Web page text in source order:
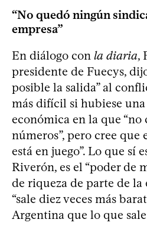
“No quedó ningún
empresa”
En diálogo con la diaria,
presidente de Fuecys,
posible la salida” al
más difícil si hubiese
económica en la que “no
números”, pero cree que
está en juego”. Lo que sí
Riverón, es el “poder de
de riqueza de parte de la
“sale diez veces más
Argentina que lo que sale